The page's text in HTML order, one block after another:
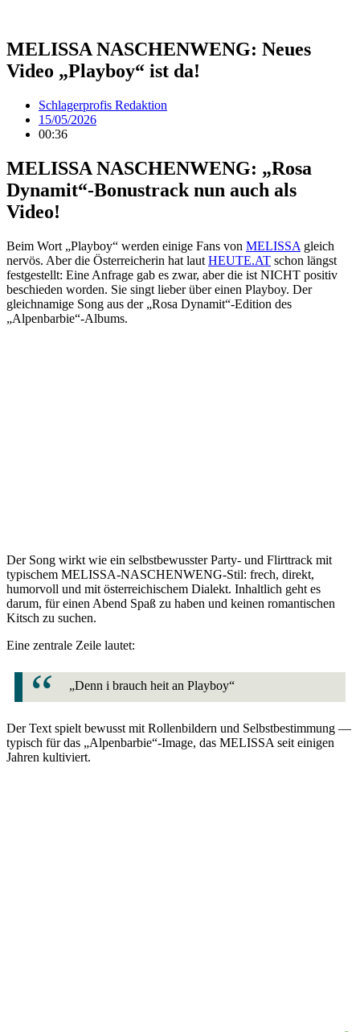
MELISSA NASCHENWENG: Neues
Video „Playboy“ ist da!
Schlagerprofis Redaktion
15/05/2026
00:36
MELISSA NASCHENWENG: „Rosa
Dynamit“-Bonustrack nun auch als
Video!
Beim Wort „Playboy“ werden einige Fans von MELISSA gleich
nervös. Aber die Österreicherin hat laut HEUTE.AT schon längst
festgestellt: Eine Anfrage gab es zwar, aber die ist NICHT positiv
beschieden worden. Sie singt lieber über einen Playboy. Der
gleichnamige Song aus der „Rosa Dynamit“-Edition des
„Alpenbarbie“-Albums.
Der Song wirkt wie ein selbstbewusster Party- und Flirttrack mit
typischem MELISSA-NASCHENWENG-Stil: frech, direkt,
humorvoll und mit österreichischem Dialekt. Inhaltlich geht es
darum, für einen Abend Spaß zu haben und keinen romantischen
Kitsch zu suchen.
Eine zentrale Zeile lautet:
„Denn i brauch heit an Playboy“
Der Text spielt bewusst mit Rollenbildern und Selbstbestimmung —
typisch für das „Alpenbarbie“-Image, das MELISSA seit einigen
Jahren kultiviert.